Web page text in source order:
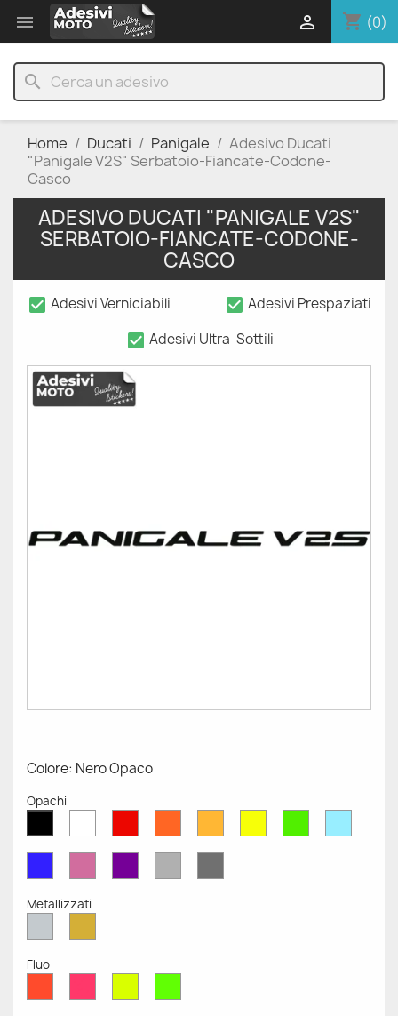
 shopping_cart (0)

search
Home Ducati Panigale
Adesivo Ducati
"Panigale V2S" Serbatoio-Fiancate-Codone-
Casco
ADESIVO DUCATI "PANIGALE V2S"
SERBATOIO-FIANCATE-CODONE-
CASCO
check_box Adesivi Verniciabili check_box Adesivi Prespaziati
check_box Adesivi Ultra-Sottili
Colore: Nero Opaco
Opachi
Opaco OpacoOpacoOpacoOpacoOpacoOpacoOpaco
OpacoOpacoOpacoChiaroScuro
Metallizzati
MetallizzatoMetallizzato
Fluo
Fluo
Fluo
Fluo
Fluo